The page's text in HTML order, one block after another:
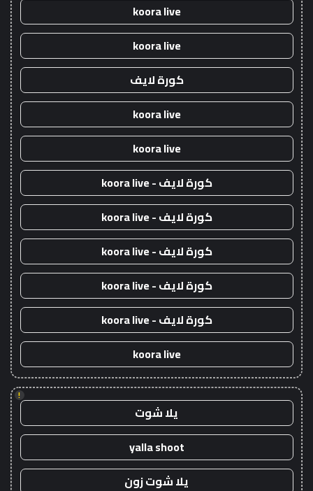
koora live
koora live
كورة لايف
koora live
koora live
كورة لايف - koora live
كورة لايف - koora live
كورة لايف - koora live
كورة لايف - koora live
كورة لايف - koora live
koora live
!
يلا شوت
yalla shoot
يلا شوت زون